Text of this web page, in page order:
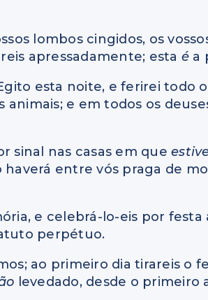
lombos cingidos, os
apressadamente; esta é a
esta noite, e ferirei todo
animais; e em todos os
sinal nas casas em que
haverá entre vós praga de
e celebrá-lo-eis por festa
perpétuo.
ao primeiro dia tirareis o
levedado, desde o primeiro